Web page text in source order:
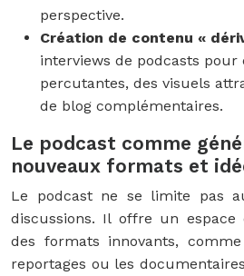
perspective.
Création de contenu «
interviews de podcasts pour
percutantes, des visuels
de blog complémentaires.
Le podcast comme
nouveaux formats et
Le podcast ne se limite pas
discussions. Il offre un
des formats innovants,
reportages ou les